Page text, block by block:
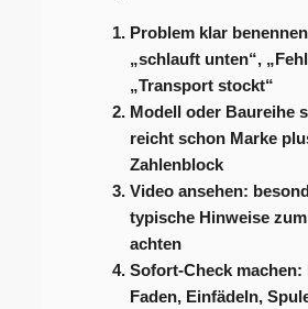
Problem klar
„schlauft unten“,
„Transport stockt“
Modell oder Baureihe
reicht schon Marke
Zahlenblock
Video ansehen:
typische Hinweise
achten
Sofort-Check machen:
Faden, Einfädeln,